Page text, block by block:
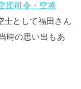
団司令・空将
士として福田さん
時の思い出もあ